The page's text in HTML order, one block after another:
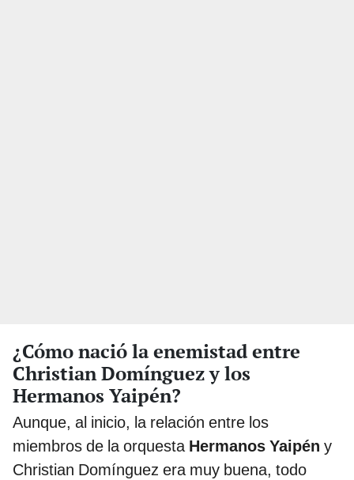
¿Cómo nació la enemistad entre
Christian Domínguez y los
Hermanos Yaipén?
Aunque, al inicio, la relación entre los
miembros de la orquesta Hermanos Yaipén y
Christian Domínguez era muy buena, todo